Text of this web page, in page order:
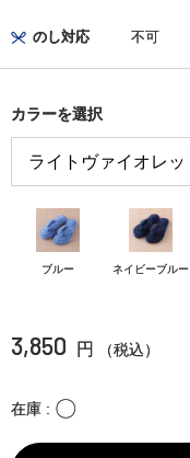
のし対応 不可
カラーを選択
ブルー ネイビーブルー
3,850 円 （税込）
在庫 〇